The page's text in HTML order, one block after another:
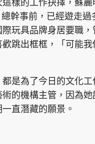
星島頭條 星島日報
樣的工作抉擇，蘇麗
幹事前，已經遊走過
玩具品牌身居要職，
跳出框框，「可能我
是為了今日的文化工
的機構主管，因為她
直潛藏的願景。